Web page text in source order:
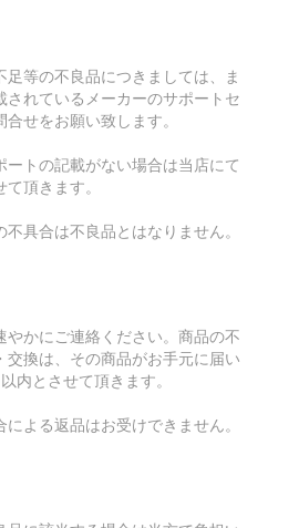
足等の不良品につきましては、ま
されているメーカーのサポートセ
合せをお願い致します。
ートの記載がない場合は当店にて
頂きます。
具合は不良品とはなりません。
やかにご連絡ください。商品の不
交換は、その商品がお手元に届い
内とさせて頂きます。
による返品はお受けできません。